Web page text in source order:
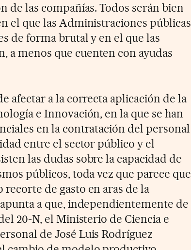
de las compañías. Todos serán bien
el que las Administraciones públicas
de forma brutal y en el que las
a menos que cuenten con ayudas
afectar a la correcta aplicación de la
e Innovación, en la que se han
en la contratación del personal
entre el sector público y el
las dudas sobre la capacidad de
públicos, toda vez que parece que
de gasto en aras de la
a que, independientemente de
20-N, el Ministerio de Ciencia e
de José Luis Rodríguez